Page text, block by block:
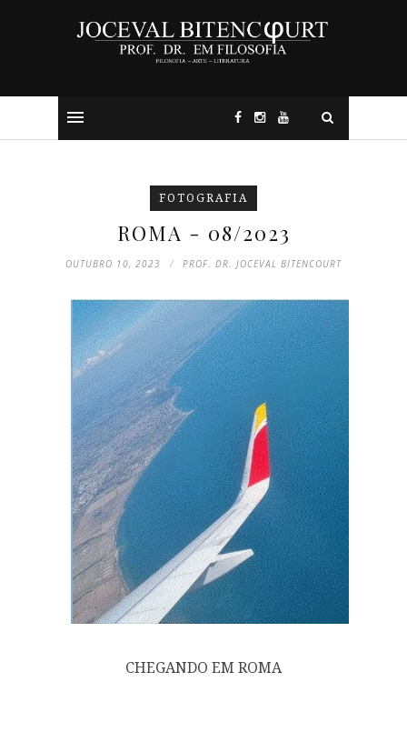
FOTOGRAFIA
ROMA - 08/2023
OUTUBRO 10, 2023 PROF. DR. JOCEVAL BITENCOURT
CHEGANDO EM ROMA